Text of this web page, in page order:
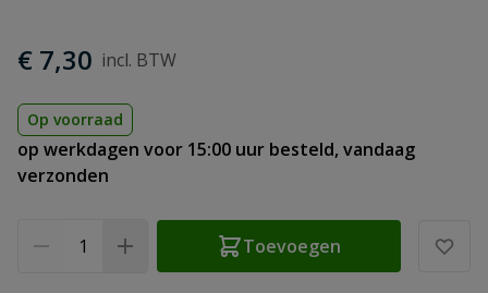
€ 7,30
Op voorraad
op werkdagen voor 15:00 uur besteld, vandaag
verzonden
Toevoegen